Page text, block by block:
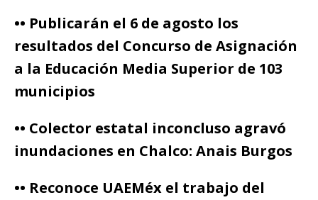
•• Publicarán el 6 de agosto los
resultados del Concurso de Asignación
a la Educación Media Superior de 103
municipios
•• Colector estatal inconcluso agravó
inundaciones en Chalco: Anais Burgos
•• Reconoce UAEMéx el trabajo del